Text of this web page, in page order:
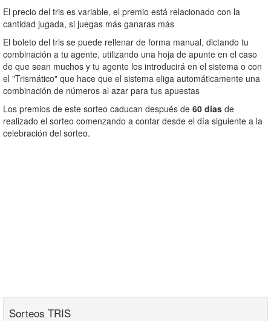
El precio del tris es variable, el premio está relacionado con la
cantidad jugada, si juegas más ganaras más
El boleto del tris se puede rellenar de forma manual, dictando tu
combinación a tu agente, utilizando una hoja de apunte en el caso
de que sean muchos y tu agente los introducirá en el sistema o con
el "Trismático" que hace que el sistema eliga automáticamente una
combinación de números al azar para tus apuestas
Los premios de este sorteo caducan después de 60 días de
realizado el sorteo comenzando a contar desde el día siguiente a la
celebración del sorteo.
Sorteos TRIS